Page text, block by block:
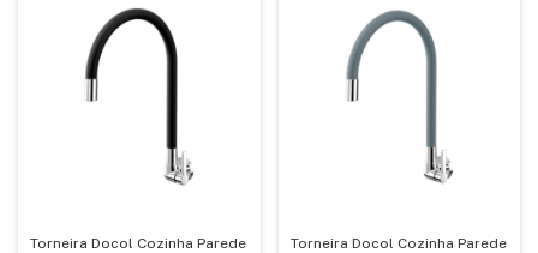
Torneira Docol Cozinha Parede
Torneira Docol Cozinha Parede